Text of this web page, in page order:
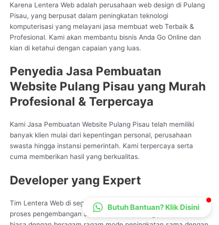
Karena Lentera Web adalah perusahaan web design di Pulang
Pisau, yang berpusat dalam peningkatan teknologi
komputerisasi yang melayani jasa membuat web Terbaik &
Profesional. Kami akan membantu bisnis Anda Go Online dan
kian di ketahui dengan capaian yang luas.
Penyedia Jasa Pembuatan
Website Pulang Pisau yang Murah
Profesional & Terpercaya
Kami Jasa Pembuatan Website Pulang Pisau telah memiliki
banyak klien mulai dari kepentingan personal, perusahaan
swasta hingga instansi pemerintah. Kami terpercaya serta
cuma memberikan hasil yang berkualitas.
Developer yang Expert
Tim Lentera Web di segala penjuru Indonesia amat ahli saat
proses pengembangan service Info Technologi, kami sudah
CS Lenteraweb
Online
Butuh Bantuan? Klik Disini